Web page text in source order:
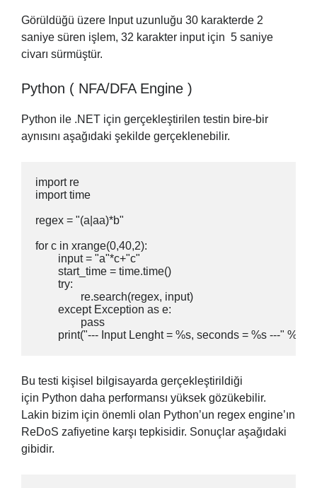
Görüldüğü üzere Input uzunluğu 30 karakterde 2
saniye süren işlem, 32 karakter input için 5 saniye
civarı sürmüştür.
Python ( NFA/DFA Engine )
Python ile .NET için gerçekleştirilen testin bire-bir
aynısını aşağıdaki şekilde gerçeklenebilir.
import re
import time
regex = "(a|aa)*b"
for c in xrange(0,40,2):
Bu testi kişisel bilgisayarda gerçekleştirildiği
için Python daha performansı yüksek gözükebilir.
Lakin bizim için önemli olan Python’un regex engine’ın
ReDoS zafiyetine karşı tepkisidir. Sonuçlar aşağıdaki
gibidir.